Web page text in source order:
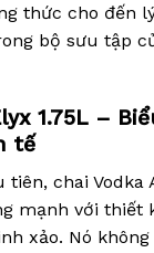
thức cho đến
bộ sưu tập
1.75L –
tế
tiên, chai Vodka
mạnh với thiết
xảo. Nó